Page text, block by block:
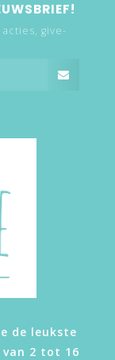
give-
de leukste
van 2 tot 16